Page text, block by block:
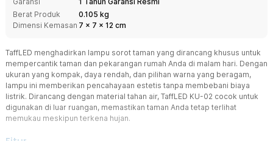
Berat Produk
0.105 kg
Dimensi Kemasan 7 x 7 x 12 cm
TaffLED menghadirkan lampu sorot taman yang dirancang khusus untuk
mempercantik taman dan pekarangan rumah Anda di malam hari. Dengan
ukuran yang kompak, daya rendah, dan pilihan warna yang beragam,
lampu ini memberikan pencahayaan estetis tanpa membebani biaya
listrik. Dirancang dengan material tahan air, TaffLED KU-02 cocok untuk
digunakan di luar ruangan, memastikan taman Anda tetap terlihat
memukau meskipun terkena hujan.